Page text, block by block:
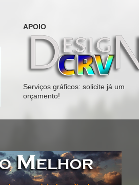
APOIO
Serviços gráficos: solicite já um
orçamento!